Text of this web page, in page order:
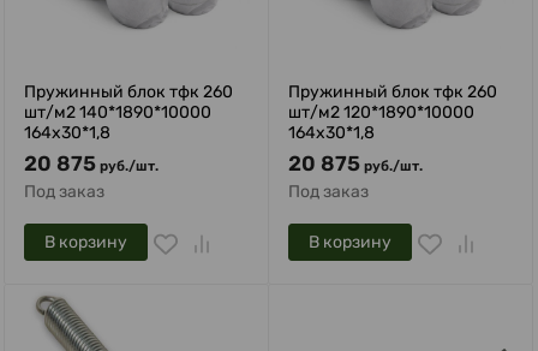
Пружинный блок тфк 260
шт/м2 140*1890*10000
164х30*1,8
20 875 руб./шт.
Под заказ
В корзину
Пружинный блок тфк 260
шт/м2 120*1890*10000
164х30*1,8
20 875 руб./шт.
Под заказ
В корзину